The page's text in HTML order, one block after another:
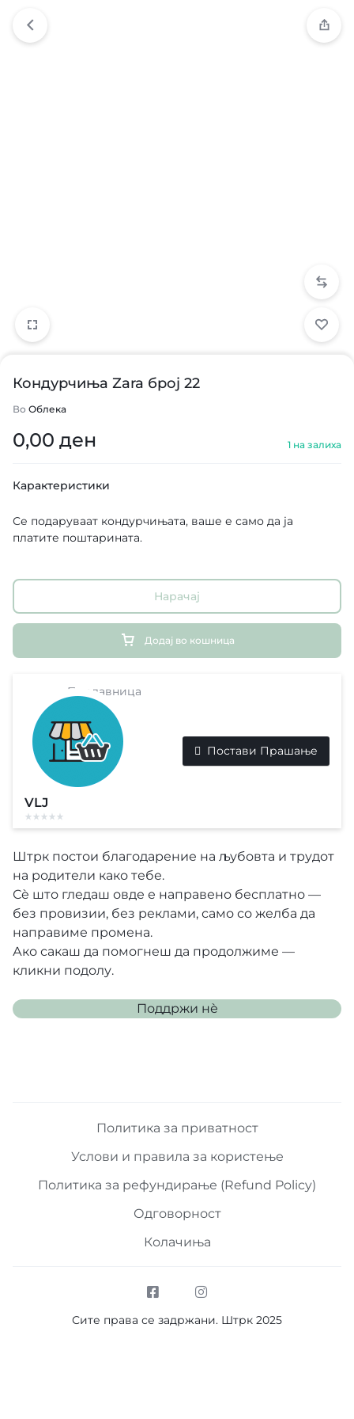
Кондурчиња Zara број 22
Во Облека
0,00 ден 1 на залиха
Карактеристики
Се подаруваат кондурчињата, ваше е само да ја
платите поштарината.
Додај во кошница
Нарачај
Продавница
VLJ
Постави Прашање
Штрк постои благодарение на љубовта и трудот
на родители како тебе.
Сè што гледаш овде е направено бесплатно —
без провизии, без реклами, само со желба да
направиме промена.
Ако сакаш да помогнеш да продолжиме —
кликни подолу.
Поддржи нѐ
Политика за приватност
Услови и правила за користење
Политика за рефундирање (Refund Policy)
Одговорност
Колачиња
Сите права се задржани. Штрк 2025